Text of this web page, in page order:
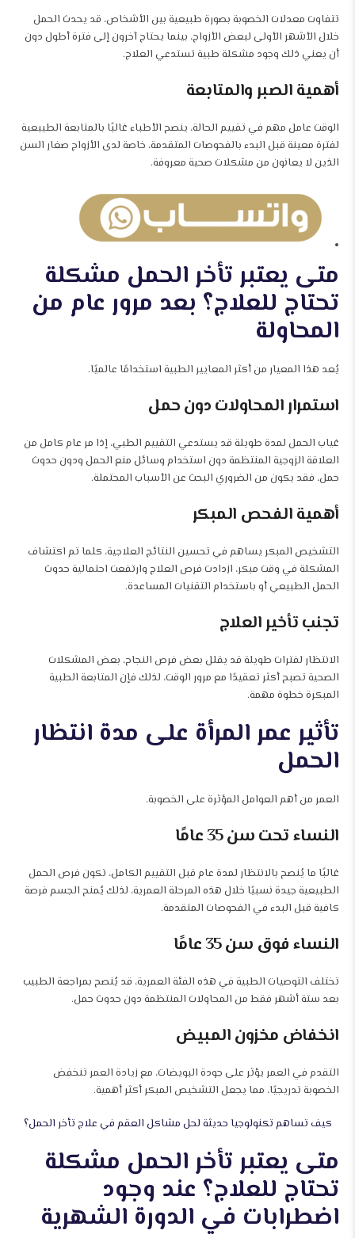
تتفاوت معدلات الخصوبة بصورة طبيعية بين الأشخاص، قد يحدث الحمل
خلال الأشهر الأولى لبعض الأزواج، بينما يحتاج آخرون إلى فترة أطول دون
أن يعني ذلك وجود مشكلة طبية تستدعي العلاج.
أهمية الصبر والمتابعة
الوقت عامل مهم في تقييم الحالة، ينصح الأطباء غالبًا بالمتابعة الطبيعية
لفترة معينة قبل البدء بالفحوصات المتقدمة، خاصة لدى الأزواج صغار السن
الذين لا يعانون من مشكلات صحية معروفة.
متى يعتبر تأخر الحمل مشكلة
تحتاج للعلاج؟ بعد مرور عام من
المحاولة
يُعد هذا المعيار من أكثر المعايير الطبية استخدامًا عالميًا.
استمرار المحاولات دون حمل
غياب الحمل لمدة طويلة قد يستدعي التقييم الطبي، إذا مر عام كامل من
العلاقة الزوجية المنتظمة دون استخدام وسائل منع الحمل ودون حدوث
حمل، فقد يكون من الضروري البحث عن الأسباب المحتملة.
أهمية الفحص المبكر
التشخيص المبكر يساهم في تحسين النتائج العلاجية، كلما تم اكتشاف
المشكلة في وقت مبكر، ازدادت فرص العلاج وارتفعت احتمالية حدوث
الحمل الطبيعي أو باستخدام التقنيات المساعدة.
تجنب تأخير العلاج
الانتظار لفترات طويلة قد يقلل بعض فرص النجاح، بعض المشكلات
الصحية تصبح أكثر تعقيدًا مع مرور الوقت، لذلك فإن المتابعة الطبية
المبكرة خطوة مهمة.
تأثير عمر المرأة على مدة انتظار
الحمل
العمر من أهم العوامل المؤثرة على الخصوبة.
النساء تحت سن 35 عامًا
غالبًا ما يُنصح بالانتظار لمدة عام قبل التقييم الكامل، تكون فرص الحمل
الطبيعية جيدة نسبيًا خلال هذه المرحلة العمرية، لذلك يُمنح الجسم فرصة
كافية قبل البدء في الفحوصات المتقدمة.
النساء فوق سن 35 عامًا
تختلف التوصيات الطبية في هذه الفئة العمرية، قد يُنصح بمراجعة الطبيب
بعد ستة أشهر فقط من المحاولات المنتظمة دون حدوث حمل.
انخفاض مخزون المبيض
التقدم في العمر يؤثر على جودة البويضات، مع زيادة العمر تنخفض
الخصوبة تدريجيًا، مما يجعل التشخيص المبكر أكثر أهمية.
كيف تساهم تكنولوجيا حديثة لحل مشاكل العقم في علاج تأخر الحمل؟
متى يعتبر تأخر الحمل مشكلة
تحتاج للعلاج؟ عند وجود
اضطرابات في الدورة الشهرية